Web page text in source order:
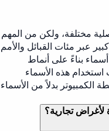
مختلفة، ولكن من المهم
عبر مئات القبائل والأمم
بناءً على أنماط
استخدام هذه الأسماء
الكمبيوتر بدلاً من الأسماء
لأغراض تجارية؟